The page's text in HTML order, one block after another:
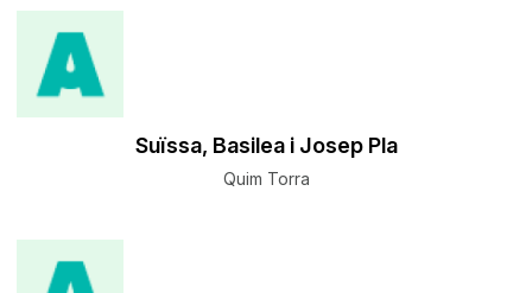
Suïssa, Basilea i Josep Pla
Quim Torra